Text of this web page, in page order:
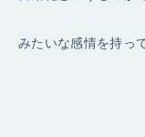
みたいな感情を持っ